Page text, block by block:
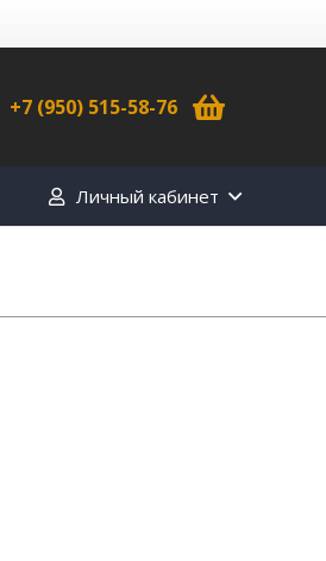
+7 (950) 515-58-76
Личный кабинет